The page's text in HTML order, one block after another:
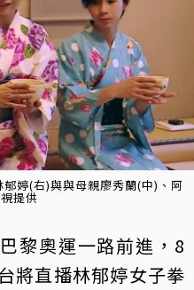
婷(右)與與母親廖秀蘭(中)、阿
提供
黎奧運一路前進，8
將直播林郁婷女子拳